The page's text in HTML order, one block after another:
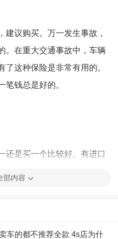
建议购买。万一发生事故，
。在重大交通事故中，车辆
了这种保险是非常有用的。
笔钱总是好的。
还是买一个比较好。有进口
一起购买。在发生事故时，
部内容
车的都不推荐全款 4s店为什